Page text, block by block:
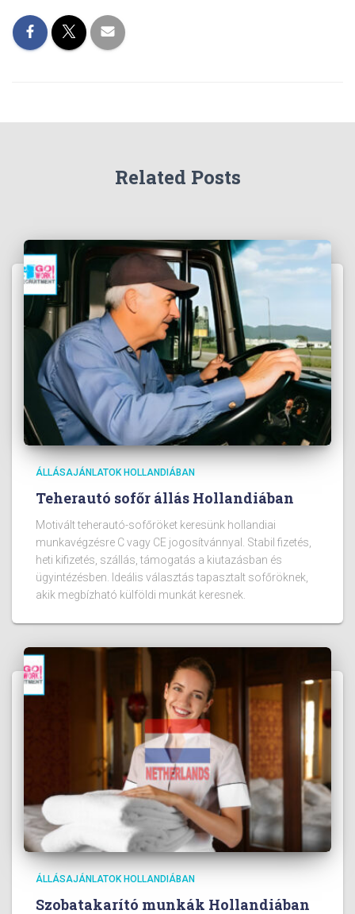
Related Posts
ÁLLÁSAJÁNLATOK HOLLANDIÁBAN
Teherautó sofőr állás Hollandiában
Motivált teherautó-sofőröket keresünk hollandiai
munkavégzésre C vagy CE jogosítvánnyal. Stabil fizetés,
heti kifizetés, szállás, támogatás a kiutazásban és
ügyintézésben. Ideális választás tapasztalt sofőröknek,
akik megbízható külföldi munkát keresnek.
ÁLLÁSAJÁNLATOK HOLLANDIÁBAN
Szobatakarító munkák Hollandiában